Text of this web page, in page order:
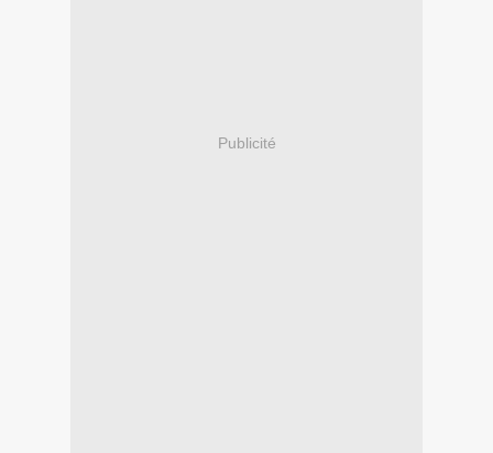
Publicité